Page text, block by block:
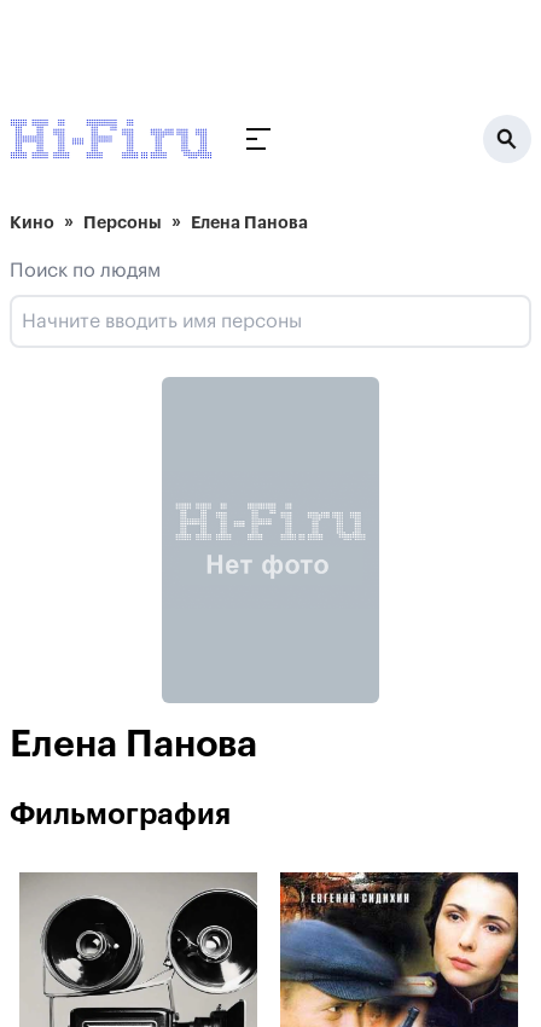
Кино Персоны Елена Панова
Поиск по людям
Елена Панова
Фильмография